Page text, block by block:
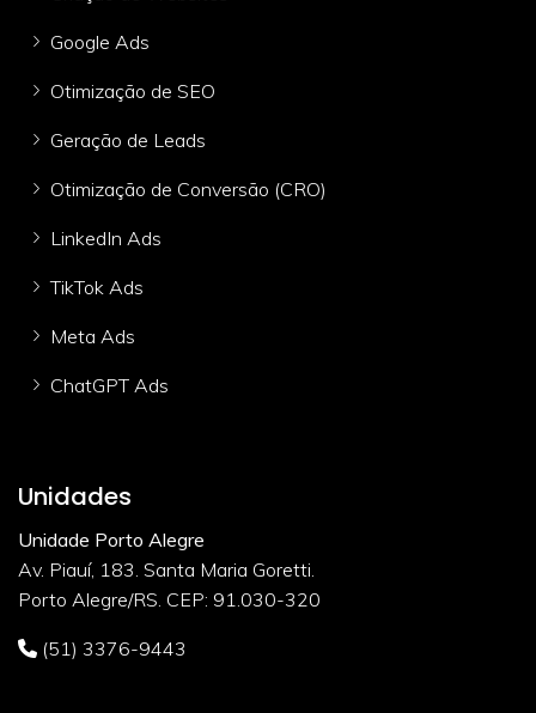
Google Ads
Otimização de SEO
Geração de Leads
Otimização de Conversão (CRO)
LinkedIn Ads
TikTok Ads
Meta Ads
ChatGPT Ads
Unidades
Unidade Porto Alegre
Av. Piauí, 183. Santa Maria Goretti.
Porto Alegre/RS. CEP: 91.030-320
(51) 3376-9443